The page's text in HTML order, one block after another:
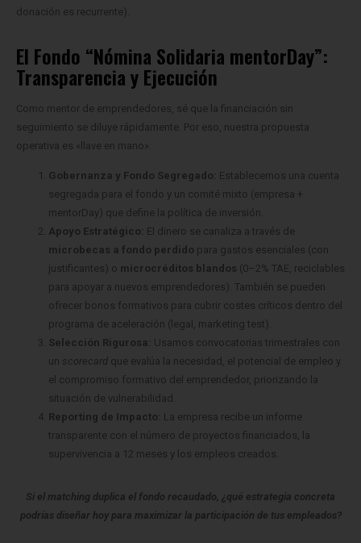
donación es recurrente).
El Fondo “Nómina Solidaria mentorDay”:
Transparencia y Ejecución
Como mentor de emprendedores, sé que la financiación sin
seguimiento se diluye rápidamente. Por eso, nuestra propuesta
operativa es «llave en mano»:
Gobernanza y Fondo Segregado: Establecemos una cuenta
segregada para el fondo y un comité mixto (empresa +
mentorDay) que define la política de inversión.
Apoyo Estratégico: El dinero se canaliza a través de
microbecas a fondo perdido para gastos esenciales (con
justificantes) o microcréditos blandos (0–2% TAE, reciclables
para apoyar a nuevos emprendedores). También se pueden
ofrecer bonos formativos para cubrir costes críticos dentro del
programa de aceleración (legal, marketing test).
Selección Rigurosa: Usamos convocatorias trimestrales con
un scorecard que evalúa la necesidad, el potencial de empleo y
el compromiso formativo del emprendedor, priorizando la
situación de vulnerabilidad.
Reporting de Impacto: La empresa recibe un informe
transparente con el número de proyectos financiados, la
supervivencia a 12 meses y los empleos creados.
Si el matching duplica el fondo recaudado, ¿qué estrategia concreta
podrías diseñar hoy para maximizar la participación de tus empleados?